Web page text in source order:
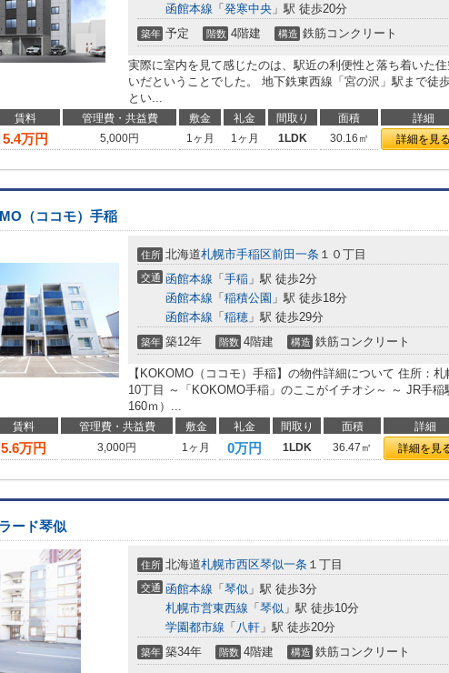
函館本線 「 発寒中央 」駅 徒歩20分
築年 予定 階数 4階建 構造 鉄筋コンクリート
実際に室内を見て感じたのは、駅近の利便性と落ち着いた
いだということでした。 地下鉄東西線「宮の沢」駅まで徒
とい...
賃料 管理費・共益費 敷金 礼金 間取り 面積 詳細
5.4万円 5,000円 1ヶ月 1ヶ月 1LDK 30.16㎡ 詳細を見
（ココモ）手稲
住所 北海道札幌市手稲区前田一条 １０丁目
交通 函館本線 「 手稲 」駅 徒歩2分
函館本線 「 稲積公園 」駅 徒歩18分
函館本線 「 稲穂 」駅 徒歩29分
築年 築12年 階数 4階建 構造 鉄筋コンクリート
【KOKOMO（ココモ）手稲】の物件詳細について 住所：
10丁目 ～「KOKOMO手稲」のここがイチオシ～ ～ JR手稲
160ｍ）...
賃料 管理費・共益費 敷金 礼金 間取り 面積 詳細
5.6万円 3,000円 1ヶ月 0万円 1LDK 36.47㎡ 詳細を見
ード琴似
住所 北海道札幌市西区琴似一条 １丁目
交通 函館本線 「 琴似 」駅 徒歩3分
札幌市営東西線 「 琴似 」駅 徒歩10分
学園都市線 「 八軒 」駅 徒歩20分
築年 築34年 階数 4階建 構造 鉄筋コンクリート